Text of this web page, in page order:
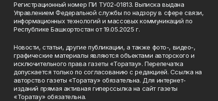
Регистрационный номер ПИ ТУ02-01813. Выписка выдана
Управлением Федеральной службы по надзору в сфере связи,
информационных технологий и массовых коммуникаций по
Республике Башкортостан от 19.05.2025 г.
Новости, статьи, другие публикации, а также фото-, видео-,
графические материалы являются объектами авторского и
исключительного права газеты «Торатау». Перепечатка
допускается только по согласованию с редакцией. Ссылка на
авторство газеты «Торатау» обязательна. Для интернет-
изданий прямая активная гиперссылка на сайт газеты
«Торатау» обязательна.